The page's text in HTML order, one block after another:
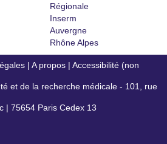
Régionale
Inserm
Auvergne
Rhône Alpes
| A propos | Accessibilité (non
conforme)
et de la recherche médicale - 101, rue
| 75654 Paris Cedex 13